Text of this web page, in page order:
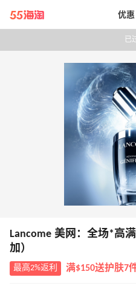
带你去官网买正品
优惠
已
Lancome 美网：全场*高
加）
最高2%返利 满$150送护肤7